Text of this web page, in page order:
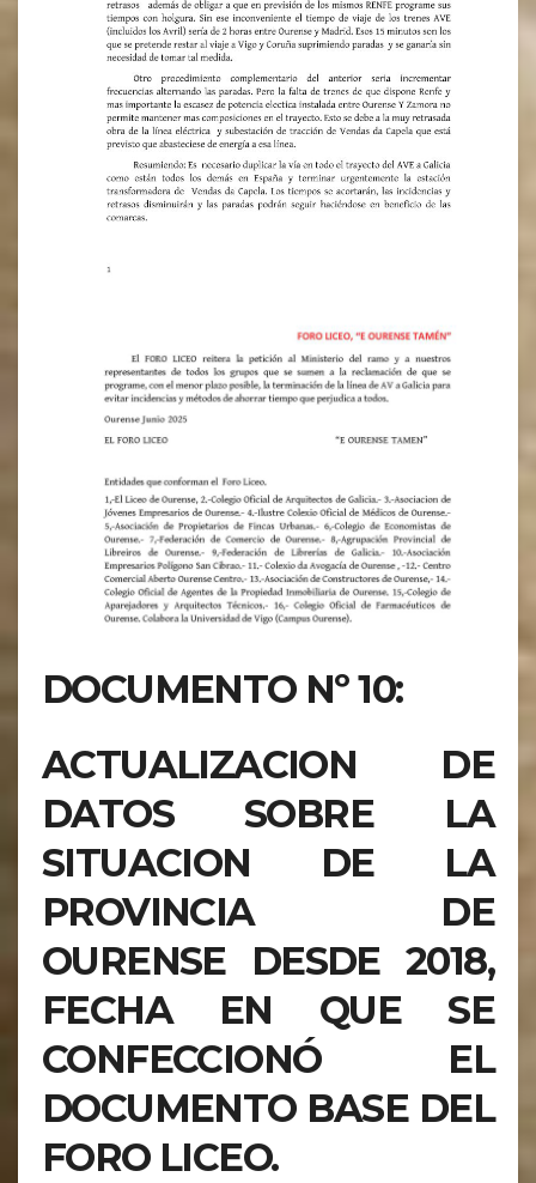
DOCUMENTO Nº 10:
ACTUALIZACION DE
DATOS SOBRE LA
SITUACION DE LA
PROVINCIA DE
OURENSE DESDE 2018,
FECHA EN QUE SE
CONFECCIONÓ EL
DOCUMENTO BASE DEL
FORO LICEO.